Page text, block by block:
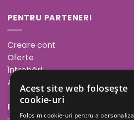
PENTRU PARTENERI
Creare cont
Oferte
Întrebări
ANPC
INFORMAȚII
Acest site web folosește
cookie-uri
Folosim cookie-uri pentru a personaliza